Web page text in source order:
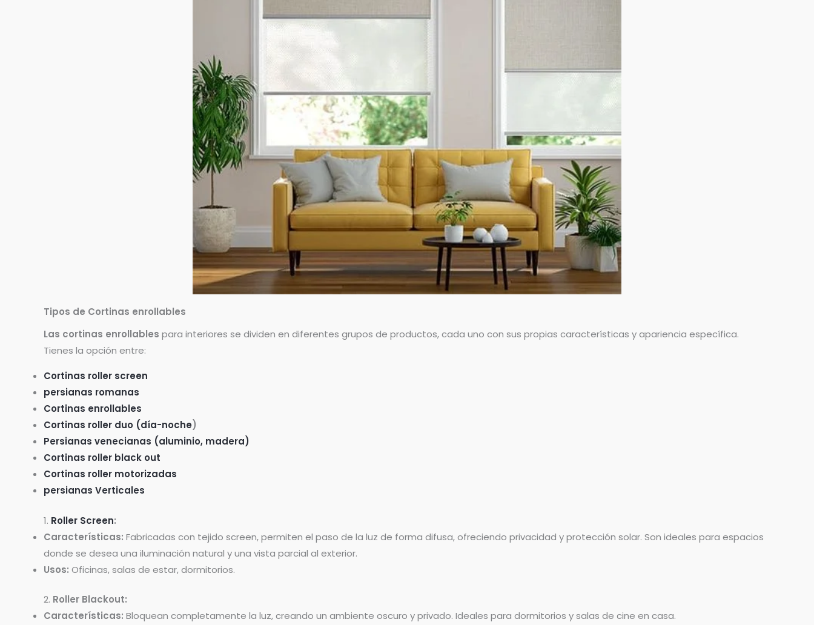
Tipos de Cortinas enrollables
Las cortinas enrollables para interiores se dividen en diferentes grupos de productos, cada uno con sus propias características y apariencia específica.
Tienes la opción entre:
Cortinas roller screen
persianas romanas
Cortinas enrollables
Cortinas roller duo (día-noche)
Persianas venecianas (aluminio, madera)
Cortinas roller black out
Cortinas roller motorizadas
persianas Verticales
1. Roller Screen:
Características: Fabricadas con tejido screen, permiten el paso de la luz de forma difusa, ofreciendo privacidad y protección solar. Son ideales para espacios
donde se desea una iluminación natural y una vista parcial al exterior.
Usos: Oficinas, salas de estar, dormitorios.
2. Roller Blackout:
Características: Bloquean completamente la luz, creando un ambiente oscuro y privado. Ideales para dormitorios y salas de cine en casa.